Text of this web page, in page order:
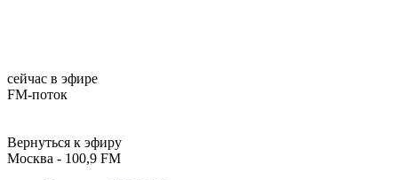
сейчас в эфире
FM-поток
Вернуться к эфиру
Москва - 100,9 FM